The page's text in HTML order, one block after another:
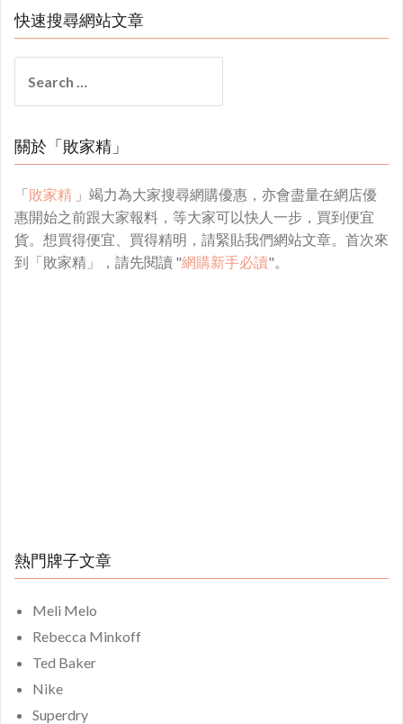
快速搜尋網站文章
for:
關於「敗家精」
「敗家精 」竭力為大家搜尋網購優惠，亦會盡量在網店優
惠開始之前跟大家報料，等大家可以快人一步，買到便宜
貨。想買得便宜、買得精明，請緊貼我們網站文章。首次來
到「敗家精」，請先閱讀 "網購新手必讀"。
熱門牌子文章
Meli Melo
Rebecca Minkoff
Ted Baker
Nike
Superdry